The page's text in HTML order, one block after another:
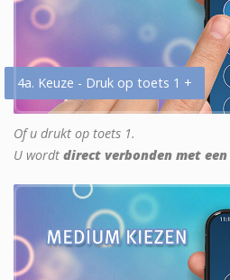
4a. Keuze - Druk op toets 1 +
Of u drukt op toets 1.
U wordt direct verbonden met